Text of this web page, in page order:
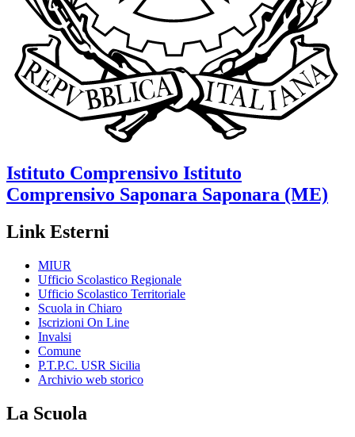
Istituto Comprensivo Istituto
Comprensivo Saponara Saponara (ME)
Link Esterni
MIUR
Ufficio Scolastico Regionale
Ufficio Scolastico Territoriale
Scuola in Chiaro
Iscrizioni On Line
Invalsi
Comune
P.T.P.C. USR Sicilia
Archivio web storico
La Scuola